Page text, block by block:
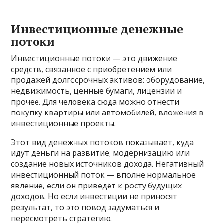
Инвестиционные денежные
потоки
Инвестиционные потоки — это движение
средств, связанное с приобретением или
продажей долгосрочных активов: оборудование,
недвижимость, ценные бумаги, лицензии и
прочее. Для человека сюда можно отнести
покупку квартиры или автомобилей, вложения в
инвестиционные проекты.
Этот вид денежных потоков показывает, куда
идут деньги на развитие, модернизацию или
создание новых источников дохода. Негативный
инвестиционный поток — вполне нормальное
явление, если он приведёт к росту будущих
доходов. Но если инвестиции не приносят
результат, то это повод задуматься и
пересмотреть стратегию.